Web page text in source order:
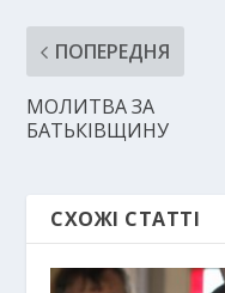
ПОПЕРЕДНЯ
МОЛИТВА ЗА
БАТЬКІВЩИНУ
СХОЖІ СТАТТІ